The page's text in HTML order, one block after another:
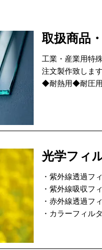
取扱商品
工業・産業用特
注文製作致しま
◆耐熱用◆耐圧
光学フィ
・紫外線透過フ
・紫外線吸収フ
・赤外線透過フ
・カラーフィル